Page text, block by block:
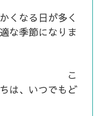
が多く
な季節になりま
は、いつでもど